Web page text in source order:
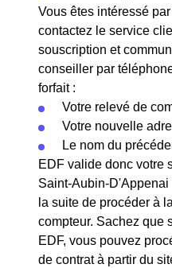
Vous êtes intéressé
contactez le service
souscription et
conseiller par
forfait :
Votre relevé de
Votre nouvelle
Le nom du
EDF valide donc votre
Saint-Aubin-
la suite de procéder à
compteur. Sachez que
EDF, vous pouvez
de contrat à partir du